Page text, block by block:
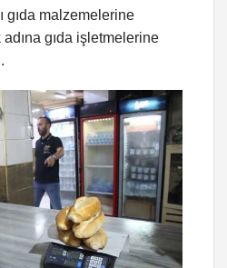
gıda malzemelerine
adına gıda işletmelerine